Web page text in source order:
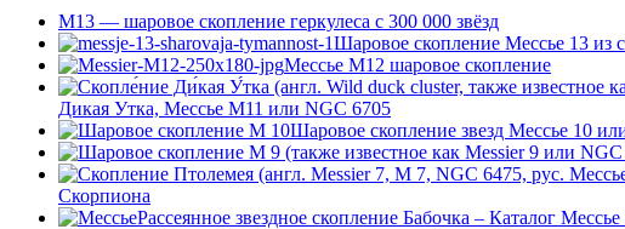
М13 — шаровое скопление геркулеса с 300 000 звёзд
Шаровое скопление Мессье 13 из
Мессье М12 шаровое скопление
Дикая Утка, Мессье М11 или NGC 6705
Шаровое скопление звезд Мессье 10
Скорпиона
Рассеянное звездное скопление Бабочка – Каталог